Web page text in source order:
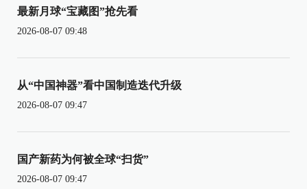
最新月球“宝藏图”抢先看
2026-08-07 09:48
从“中国神器”看中国制造迭代升级
2026-08-07 09:47
国产新药为何被全球“扫货”
2026-08-07 09:47